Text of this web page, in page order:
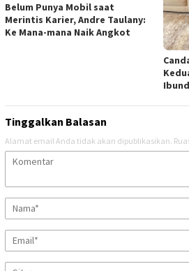
Belum Punya Mobil saat
Merintis Karier, Andre Taulany:
Ke Mana-mana Naik Angkot
Tinggalkan Balasan
Alamat email Anda tidak akan dipublikasikan.